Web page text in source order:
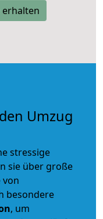
erhalten
Umzug
stressige
sie über große
von
besondere
, um